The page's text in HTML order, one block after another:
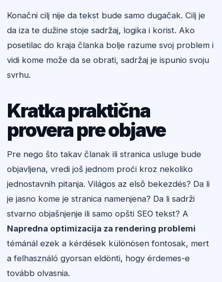
Konačni cilj nije da tekst bude samo dugačak. Cilj je
da iza te dužine stoje sadržaj, logika i korist. Ako
posetilac do kraja članka bolje razume svoj problem i
vidi kome može da se obrati, sadržaj je ispunio svoju
svrhu.
Kratka praktična
provera pre objave
Pre nego što takav članak ili stranica usluge bude
objavljena, vredi još jednom proći kroz nekoliko
jednostavnih pitanja. Világos az első bekezdés? Da li
je jasno kome je stranica namenjena? Da li sadrži
stvarno objašnjenje ili samo opšti SEO tekst? A
Napredna optimizacija za rendering problemi
témánál ezek a kérdések különösen fontosak, mert
a felhasználó gyorsan eldönti, hogy érdemes-e
tovább olvasnia.